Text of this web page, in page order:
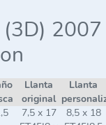
2007
Llanta
original
Llanta
7,5 x 17
8,5 x 18